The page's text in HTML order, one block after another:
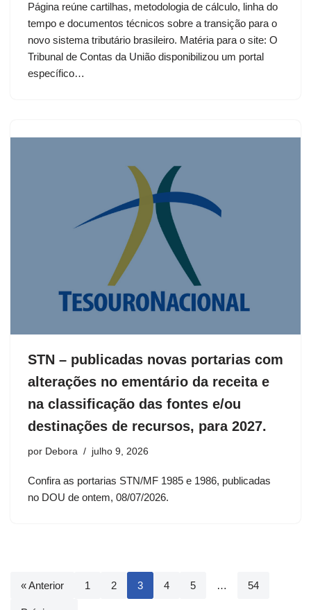
Página reúne cartilhas, metodologia de cálculo, linha do
tempo e documentos técnicos sobre a transição para o
novo sistema tributário brasileiro. Matéria para o site: O
Tribunal de Contas da União disponibilizou um portal
específico…
STN – publicadas novas portarias com
alterações no ementário da receita e
na classificação das fontes e/ou
destinações de recursos, para 2027.
por Debora julho 9, 2026
Confira as portarias STN/MF 1985 e 1986, publicadas
no DOU de ontem, 08/07/2026.
« Anterior 1 2 3 4 5 … 54